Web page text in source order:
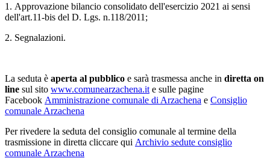
1. Approvazione bilancio consolidato dell'esercizio 2021 ai sensi
dell'art.11-bis del D. Lgs. n.118/2011;
2. Segnalazioni.
La seduta è aperta al pubblico e sarà trasmessa anche in diretta on
line sul sito www.comunearzachena.it e sulle pagine
Facebook Amministrazione comunale di Arzachena e Consiglio
comunale Arzachena
Per rivedere la seduta del consiglio comunale al termine della
trasmissione in diretta cliccare qui Archivio sedute consiglio
comunale Arzachena